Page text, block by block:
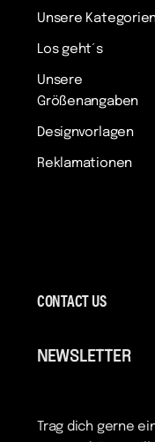
Unsere
Los geht´s
Unsere
Größenangaben
Designvorlagen
Reklamationen
CONTACT US
NEWSLETTER
Trag dich gerne